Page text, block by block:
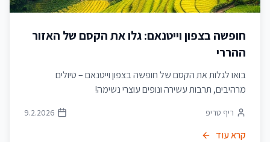
חופשה בצפון וייטנאם: גלו את הקסם של האזור
ההררי
בואו לגלות את הקסם של חופשה בצפון וייטנאם – טיולים
מרהיבים, תרבות עשירה ונופים עוצרי נשימה!
ריף טריפ 9.2.2026
קרא עוד